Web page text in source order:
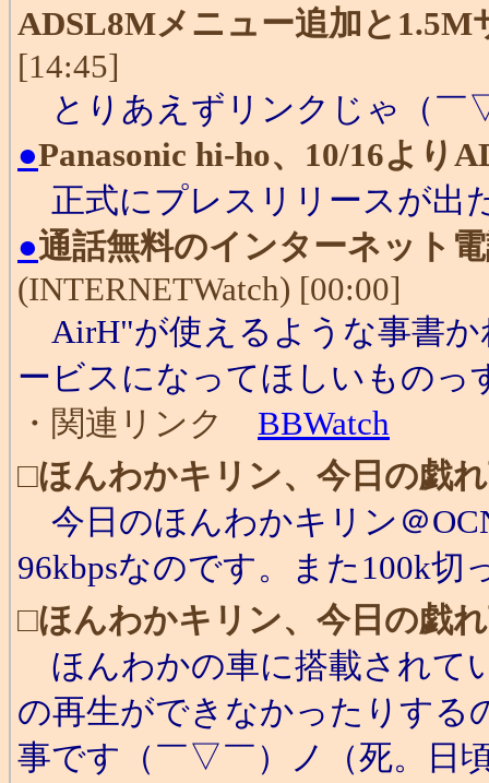
ADSL8Mメニュー追加と1.5M
[14:45]
とりあえずリンクじゃ（￣
●Panasonic hi-ho、10/16より
正式にプレスリリースが出
●通話無料のインターネット
(INTERNETWatch) [00:00]
AirH"が使えるような事書か
ービスになってほしいもの
・関連リンク BBWatch
□ほんわかキリン、今日の戯
今日のほんわかキリン＠
96kbpsなのです。また100k切
□ほんわかキリン、今日の戯
ほんわかの車に搭載されて
の再生ができなかったりする
事です（￣▽￣）ノ（死。日